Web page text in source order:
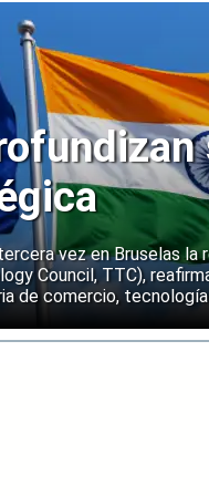
vez en Bruselas la
Council, TTC),
de comercio, tecnología